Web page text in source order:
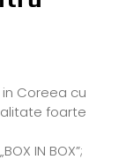
in Coreea cu
foarte
IN BOX”;